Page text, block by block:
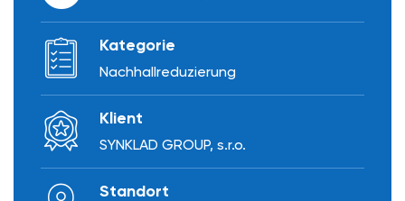
Kategorie
Nachhallreduzierung
Klient
SYNKLAD GROUP, s.r.o.
Standort